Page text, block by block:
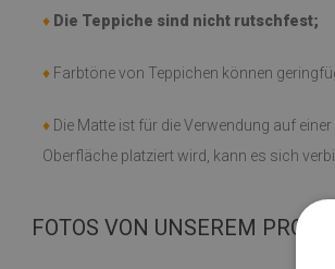
♦ Die Teppiche sind nicht rutschfest;
♦ Farbtöne von Teppichen können
♦ Die Matte ist für die Verwendung auf
Oberfläche platziert wird, kann es sich
FOTOS VON UNSEREM